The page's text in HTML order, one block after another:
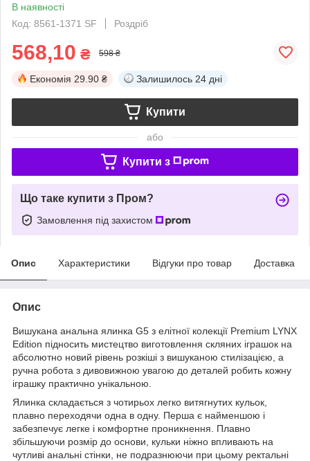
В наявності
Код: 8561-1371 SF
Роздріб
568,10 ₴ 598 ₴
Економія 29.90 ₴ Залишилось 24 дні
Купити
або
Купити з
Що таке купити з Пром?
Замовлення під захистом
Опис Характеристики Відгуки про товар Доставка
Опис
Вишукана анальна ялинка G5 з елітної колекції Premium LYNX
Edition підносить мистецтво виготовлення скляних іграшок на
абсолютно новий рівень розкіші з вишуканою стилізацією, а
ручна робота з дивовижною увагою до деталей робить кожну
іграшку практично унікальною.
Ялинка складається з чотирьох легко витягнутих кульок,
плавно переходячи одна в одну. Перша є найменшою і
забезпечує легке і комфортне проникнення. Плавно
збільшуючи розмір до основи, кульки ніжно впливають на
чутливі анальні стінки, не подразнюючи при цьому ректальні